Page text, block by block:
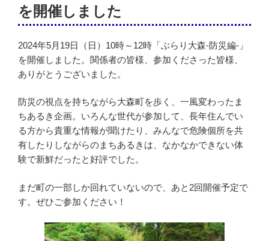
を開催しました
2024年5月19日（日）10時～12時「ぶらり大森-防災編-」
を開催しました。関係者の皆様、参加くださった皆様、
ありがとうございました。
防災の視点を持ちながら大森町を歩く、一風変わったま
ちあるき企画。いろんな世代が参加して、長年住んでい
る方から貴重な情報が聞けたり、みんなで危険個所を共
有したりしながらのまちあるきは、なかなかできない体
験で新鮮だったと好評でした。
まだ町の一部しか回れていないので、あと2回開催予定で
す。ぜひご参加ください！